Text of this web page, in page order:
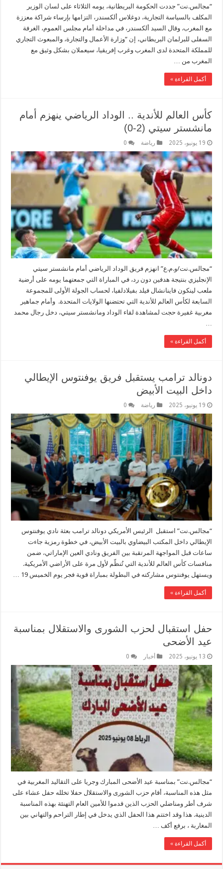
“مجالس.نت” جددت الحكومة البريطانية، يومه الثلاثاء على لسان الوزير
المكلف بالسياسة التجارية، دوغلاس ألكسندر، التزامها بإرساء شراكة معززة
مع المغرب. وقال السيد ألكسندر، في مداخلة أمام مجلس العموم، الغرفة
السفلى للبرلمان البريطاني، إن “وزارة الأعمال والتجارة، والمبعوث التجاري
للمملكة المتحدة لدى المغرب وغرب إفريقيا، سيعملان بشكل وثيق مع
المغرب من …
أكمل القراءة »
كأس العالم للأندية .. الوداد الرياضي ينهزم أمام
مانشستر سيتي (2-0)
19 يونيو، 2025 رياضة 0
“مجالس.نت/و.م.ع” انهزم فريق الوداد الرياضي أمام مانشستر سيتي
الإنجليزي بنتيجة هدفين دون رد، في المباراة التي جمعتهما يومه على أرضية
ملعب لينكون فاينانشال فيلد بفيلادلفيا، لحساب الجولة الأولى للمجموعة
السابعة لكأس العالم للأندية التي تحتضنها الولايات المتحدة. وأمام جماهير
مغربية غفيرة حجت لمشاهدة لقاء الوداد ومانشستر سيتي، دخل رجال محمد
أكمل القراءة »
دونالد ترامب يستقبل فريق يوفنتوس الإيطالي
داخل البيت الأبيض
19 يونيو، 2025 رياضة 0
“مجالس.نت” استقبل الرئيس الأمريكي دونالد ترامب بعثة نادي يوفنتوس
الإيطالي داخل المكتب البيضاوي بالبيت الأبيض، في خطوة رمزية جاءت
ساعات قبل المواجهة المرتقبة بين الفريق ونادي العين الإماراتي، ضمن
منافسات كأس العالم للأندية التي تُنظّم لأول مرة على الأراضي الأمريكية.
ويستهل يوفنتوس مشاركته في البطولة بمباراة قوية فجر يوم الخميس 19 …
أكمل القراءة »
حفل استقبال لحزب الشورى والاستقلال بمناسبة
عيد الأضحى
13 يونيو، 2025 أخبار 0
“مجالس.نت” بمناسبة عيد الأضحى المبارك وجريا على التقاليد المغربية في
مثل هذه المناسبة، أقام حزب الشورى والاستقلال حفلا تخلله حفل عشاء على
شرف أطر ومناضلي الحزب الذين قدموا للأمين العام التهنئة بهذه المناسبة
الدينية. هذا وقد اختتم هذا الحفل الذي يدخل في إطار التراحم والتهاني بين
المغاربة ، برفع أكف …
أكمل القراءة »